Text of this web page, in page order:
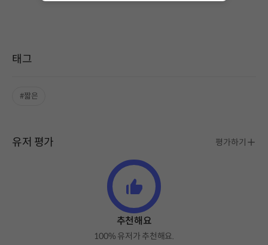
태그
#짧은
유저 평가 평가하기
추천해요
100% 유저가 추천해요.